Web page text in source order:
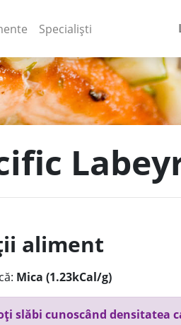
Specialiști
aliment
Mica (1.23kCal/g)
slăbi cunoscând densitatea